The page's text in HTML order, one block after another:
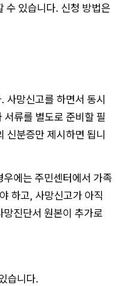
수 있습니다. 신청 방법은
사망신고를 하면서 동시
류를 별도로 준비할 필
신분증만 제시하면 됩니
에는 주민센터에서 가족
하고, 사망신고가 아직
진단서 원본이 추가로
습니다.